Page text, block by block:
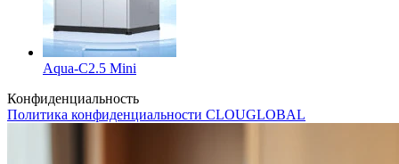
Aqua-C2.5 Mini
Конфиденциальность
Политика конфиденциальности CLOUGLOBAL